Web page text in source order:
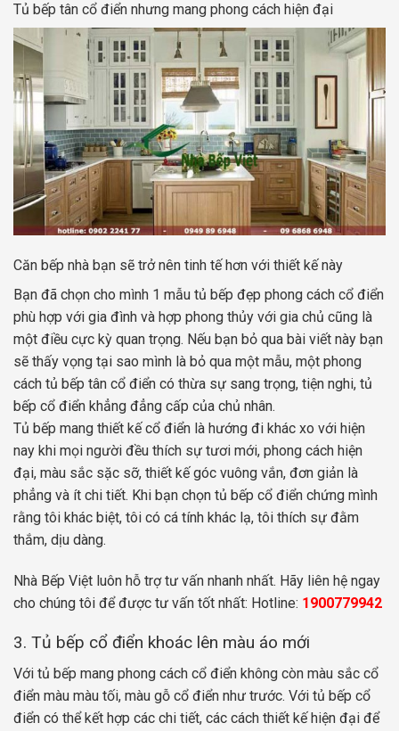
Tủ bếp tân cổ điển nhưng mang phong cách hiện đại
Căn bếp nhà bạn sẽ trở nên tinh tế hơn với thiết kế này
Bạn đã chọn cho mình 1 mẫu tủ bếp đẹp phong cách cổ điển
phù hợp với gia đình và hợp phong thủy với gia chủ cũng là
một điều cực kỳ quan trọng. Nếu bạn bỏ qua bài viết này bạn
sẽ thấy vọng tại sao mình là bỏ qua một mẫu, một phong
cách tủ bếp tân cổ điển có thừa sự sang trọng, tiện nghi, tủ
bếp cổ điển khẳng đẳng cấp của chủ nhân.
Tủ bếp mang thiết kế cổ điển là hướng đi khác xo với hiện
nay khi mọi người đều thích sự tươi mới, phong cách hiện
đại, màu sắc sặc sỡ, thiết kế góc vuông vắn, đơn giản là
phẳng và ít chi tiết. Khi bạn chọn tủ bếp cổ điển chứng mình
rằng tôi khác biệt, tôi có cá tính khác lạ, tôi thích sự đằm
thắm, dịu dàng.
Nhà Bếp Việt luôn hỗ trợ tư vấn nhanh nhất. Hãy liên hệ ngay
cho chúng tôi để được tư vấn tốt nhất: Hotline: 1900779942
3. Tủ bếp cổ điển khoác lên màu áo mới
Với tủ bếp mang phong cách cổ điển không còn màu sắc cổ
điển màu màu tối, màu gỗ cổ điển như trước. Với tủ bếp cổ
điển có thể kết hợp các chi tiết, các cách thiết kế hiện đại để